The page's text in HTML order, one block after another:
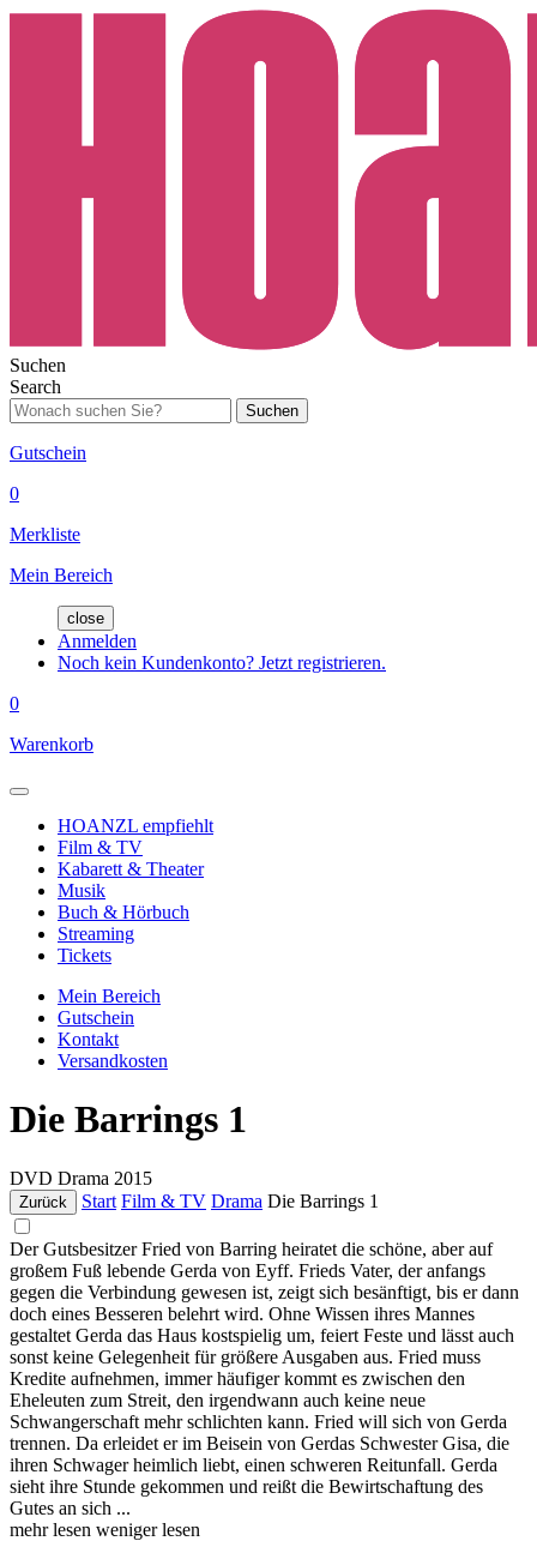
Suchen
Search
Suchen
Gutschein
0
Merkliste
Mein Bereich
close
Anmelden
Noch kein Kundenkonto? Jetzt registrieren.
0
Warenkorb
HOANZL empfiehlt
Film & TV
Kabarett & Theater
Musik
Buch & Hörbuch
Streaming
Tickets
Mein Bereich
Gutschein
Kontakt
Versandkosten
Die Barrings 1
DVD Drama 2015
Zurück Start Film & TV Drama Die Barrings 1
Der Gutsbesitzer Fried von Barring heiratet die schöne, aber auf
großem Fuß lebende Gerda von Eyff. Frieds Vater, der anfangs
gegen die Verbindung gewesen ist, zeigt sich besänftigt, bis er dann
doch eines Besseren belehrt wird. Ohne Wissen ihres Mannes
gestaltet Gerda das Haus kostspielig um, feiert Feste und lässt auch
sonst keine Gelegenheit für größere Ausgaben aus. Fried muss
Kredite aufnehmen, immer häufiger kommt es zwischen den
Eheleuten zum Streit, den irgendwann auch keine neue
Schwangerschaft mehr schlichten kann. Fried will sich von Gerda
trennen. Da erleidet er im Beisein von Gerdas Schwester Gisa, die
ihren Schwager heimlich liebt, einen schweren Reitunfall. Gerda
sieht ihre Stunde gekommen und reißt die Bewirtschaftung des
Gutes an sich ...
mehr lesen weniger lesen